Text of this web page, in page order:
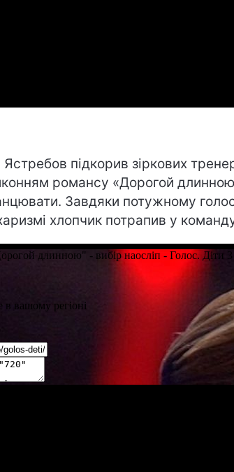
Ястребов підкорив зіркових
романсу «Дорогой
Завдяки потужному
хлопчик потрапив у